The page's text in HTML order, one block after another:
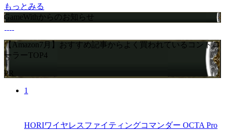
もっとみる
GameWithからのお知らせ
【Amazon7月】おすすめ記事からよく買われているコントロ
ーラーTOP4
PR
1
HORIワイヤレスファイティングコマンダー OCTA Pro